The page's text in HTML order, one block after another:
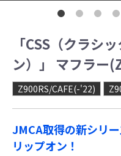
「CSS（クラシ
ン）」 マフラー
Z900RS/CAFE(-'22)
JMCA取得の新シリ
リップオン！